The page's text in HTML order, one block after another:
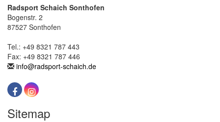
Radsport Schaich Sonthofen
Bogenstr. 2
87527 Sonthofen
Tel.: +49 8321 787 443
Fax: +49 8321 787 446
info@radsport-schaich.de
Sitemap